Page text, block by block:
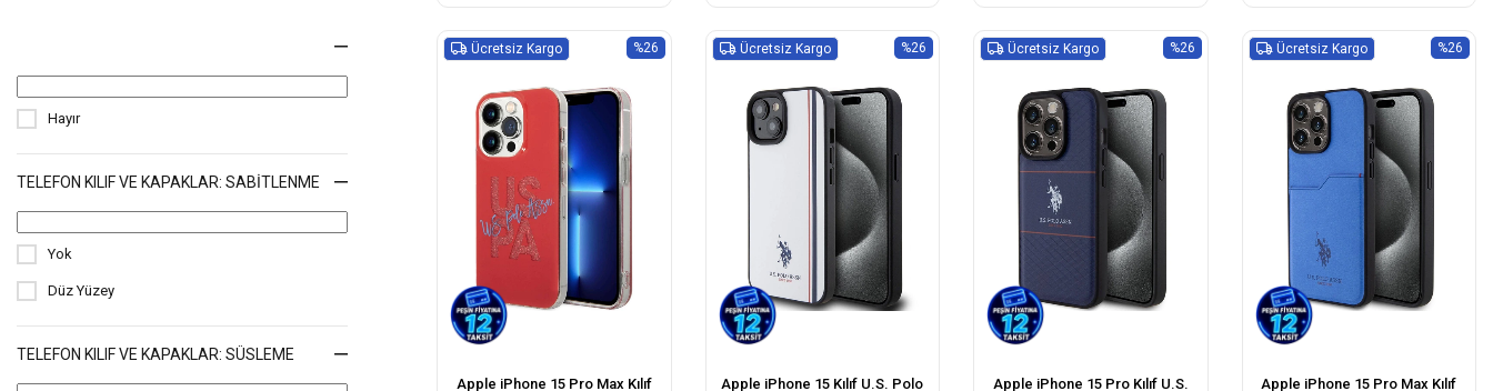
Kart Yuvalı
Hayır
TELEFON KILIF VE KAPAKLAR: SABITLENME
Yok
Düz Yüzey
TELEFON KILIF VE KAPAKLAR: SÜSLEME
Apple iPhone 15 Pro Max Kılıf
%26
Ücretsiz Kargo
Apple iPhone 15 Kılıf U.S. Polo
%26
Ücretsiz Kargo
Apple iPhone 15 Pro Kılıf U.S.
%26
Ücretsiz Kargo
Apple iPhone 15 Pro Max Kılıf
%26
Ücretsiz Kargo